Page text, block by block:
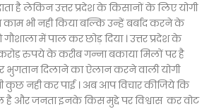
है लेकिन उत्तर प्रदेश के किसानों के लिए योगी
भी नही किया बल्कि उन्हें बर्बाद करने के
में पाल कर छोड़ दिया । उत्तर प्रदेश के
रुपये के करीब गन्ना बकाया मिलों पर है
दिलाने का ऐलान करने वाली योगी
नही कर पाई । अब आप विचार कीजिये कि
और जनता इनके किस मुद्दे पर विश्वास कर वोट